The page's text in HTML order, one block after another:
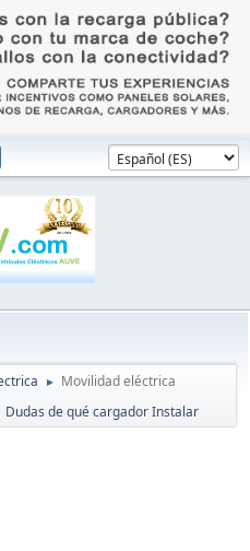
► Movilidad eléctrica
Dudas de qué cargador Instalar